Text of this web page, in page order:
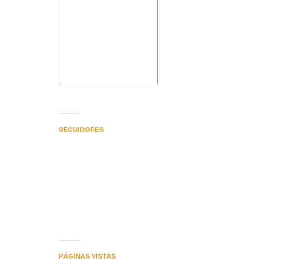
SEGUIDORES
PÁGINAS VISTAS